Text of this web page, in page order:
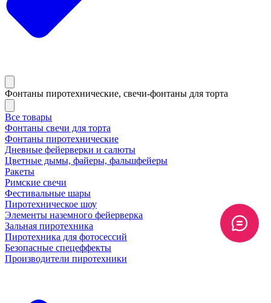
Фонтаны пиротехнические, свечи-фонтаны для торта
Все товары
Фонтаны свечи для торта
Фонтаны пиротехнические
Дневные фейерверки и салюты
Цветные дымы, файеры, фальшфейеры
Ракеты
Римские свечи
Фестивальные шары
Пиротехническое шоу
Элементы наземного фейерверка
Зальная пиротехника
Пиротехника для фотосессий
Безопасные спецеффекты
Производители пиротехники